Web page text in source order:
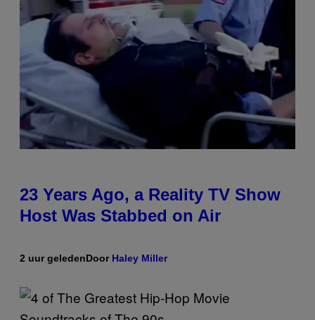
23 Years Ago, a Reality TV Show
Host Was Stabbed on Air
2 uur geledenDoor Haley Miller